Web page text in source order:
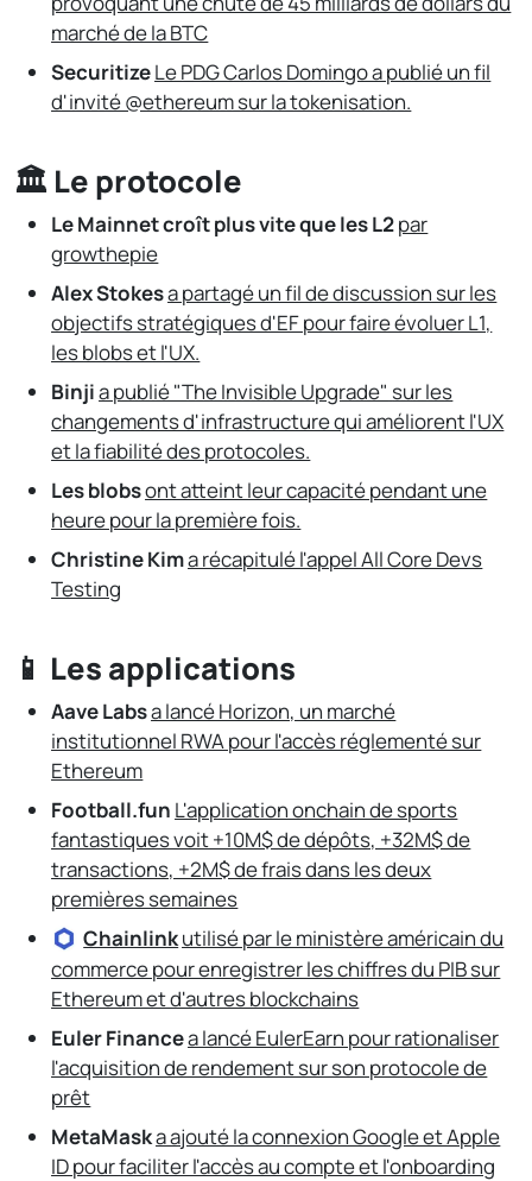
marché de la BTC
SecuritizeLe PDG Carlos Domingo a publié un fil
d'invité @ethereum sur la tokenisation.
🏛️ Le protocole
Le Mainnet croît plus vite que les L2par
growthepie
Alex Stokesa partagé un fil de discussion sur les
objectifs stratégiques d'EF pour faire évoluer L1,
les blobs et l'UX.
Binjia publié "The Invisible Upgrade" sur les
changements d'infrastructure qui améliorent l'UX
et la fiabilité des protocoles.
Les blobsont atteint leur capacité pendant une
heure pour la première fois.
Christine Kima récapitulé l'appel All Core Devs
Testing
📱 Les applications
Aave Labsa lancé Horizon, un marché
institutionnel RWA pour l'accès réglementé sur
Ethereum
Football.fun L'application onchain de sports
fantastiques voit +10M$ de dépôts, +32M$ de
transactions, +2M$ de frais dans les deux
premières semaines
Chainlinkutilisé par le ministère américain du
commerce pour enregistrer les chiffres du PIB sur
Ethereum et d'autres blockchains
Euler Financea lancé EulerEarn pour rationaliser
l'acquisition de rendement sur son protocole de
prêt
MetaMaska ajouté la connexion Google et Apple
ID pour faciliter l'accès au compte et l'onboarding